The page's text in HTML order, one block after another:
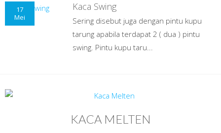
17
Mei
Kaca Swing
Sering disebut juga dengan pintu kupu
tarung apabila terdapat 2 ( dua ) pintu
swing. Pintu kupu taru...
KACA MELTEN